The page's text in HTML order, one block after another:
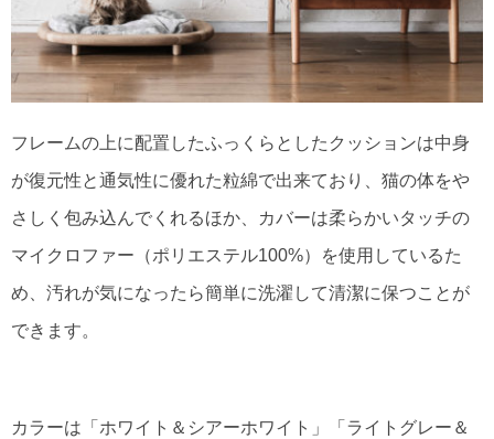
フレームの上に配置したふっくらとしたクッションは中身
が復元性と通気性に優れた粒綿で出来ており、猫の体をや
さしく包み込んでくれるほか、カバーは柔らかいタッチの
マイクロファー（ポリエステル100%）を使用しているた
め、汚れが気になったら簡単に洗濯して清潔に保つことが
できます。
カラーは「ホワイト＆シアーホワイト」「ライトグレー＆